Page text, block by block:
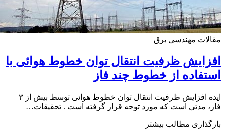
مهندسی برق
ظرفیت انتقال توان خطوط هوائی با
از خطوط چند فاز
ایده افزایش ظرفیت انتقال توان خطوط هوائی توسط بیش از ۳
مدتی است که مورد توجه قرار گرفته است . تحقیقات…
مطالب بیشتر